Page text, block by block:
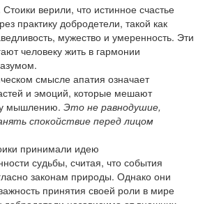
Стоики верили, что истинное счастье
практику добродетели, такой как
мужество и умеренность. Эти
человеку жить в гармонии
смысле апатия означает
и эмоций, которые мешают
мышлению. Это не равнодушие,
спокойствие перед лицом
принимали идею
судьбы, считая, что события
законам природы. Однако они
принятия своей роли в мире